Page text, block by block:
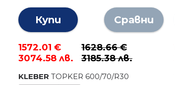
Купи Сравни
1572.01 €
3074.58 лв.
1628.66 €
3185.38 лв.
KLEBER TOPKER 600/70/R30